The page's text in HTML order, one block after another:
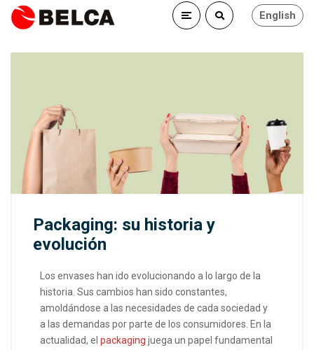
English
Packaging: su historia y
evolución
Los envases han ido evolucionando a lo largo de la
historia. Sus cambios han sido constantes,
amoldándose a las necesidades de cada sociedad y
a las demandas por parte de los consumidores. En la
actualidad, el packaging juega un papel fundamental